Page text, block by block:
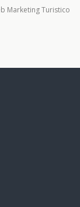
Marketing Turistico